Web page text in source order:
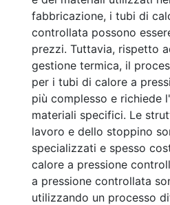
fabbricazione, i tubi di
controllata possono
prezzi. Tuttavia, rispetto
gestione termica, il
per i tubi di calore a
più complesso e richiede
materiali specifici. Le
lavoro e dello stoppino
specializzati e spesso
calore a pressione
a pressione controllata
utilizzando un processo